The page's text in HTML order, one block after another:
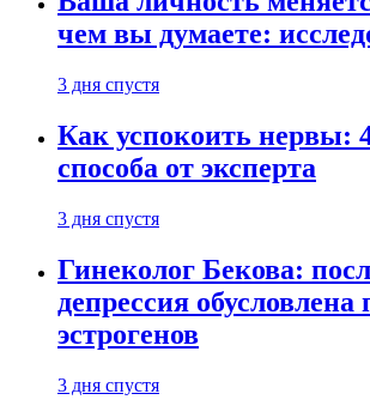
чем вы думаете:
3 дня спустя
Как успокоить нервы:
способа от эксперта
3 дня спустя
Гинеколог Бекова:
депрессия обусловлена
эстрогенов
3 дня спустя